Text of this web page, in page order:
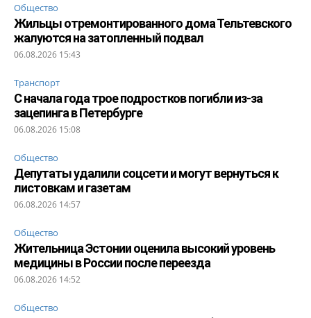
Общество
Жильцы отремонтированного дома Тельтевского
жалуются на затопленный подвал
06.08.2026 15:43
Транспорт
С начала года трое подростков погибли из-за
зацепинга в Петербурге
06.08.2026 15:08
Общество
Депутаты удалили соцсети и могут вернуться к
листовкам и газетам
06.08.2026 14:57
Общество
Жительница Эстонии оценила высокий уровень
медицины в России после переезда
06.08.2026 14:52
Общество